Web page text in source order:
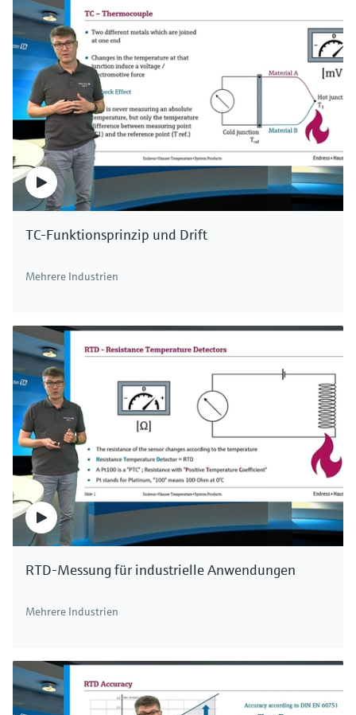
TC-Funktionsprinzip und Drift
Mehrere Industrien
RTD-Messung für industrielle Anwendungen
Mehrere Industrien